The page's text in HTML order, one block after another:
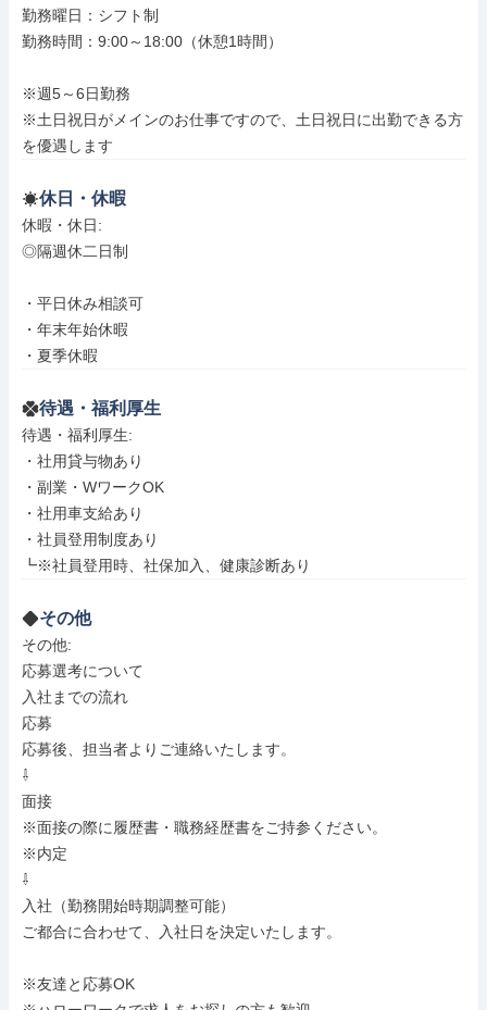
勤務曜日：シフト制
勤務時間：9:00～18:00（休憩1時間）
※週5～6日勤務
※土日祝日がメインのお仕事ですので、土日祝日に出勤できる方
を優遇します
休日・休暇
休暇・休日:
◎隔週休二日制
・平日休み相談可
・年末年始休暇
・夏季休暇
待遇・福利厚生
待遇・福利厚生:
・社用貸与物あり
・副業・WワークOK
・社用車支給あり
・社員登用制度あり
┗※社員登用時、社保加入、健康診断あり
その他
その他:
応募選考について
入社までの流れ
応募
応募後、担当者よりご連絡いたします。
⇩
面接
※面接の際に履歴書・職務経歴書をご持参ください。
※内定
⇩
入社（勤務開始時期調整可能）
ご都合に合わせて、入社日を決定いたします。
※友達と応募OK